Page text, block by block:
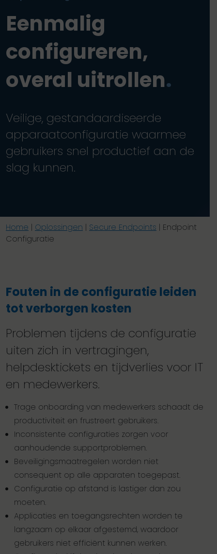
Eenmalig
configureren,
overal uitrollen.
Veilige, gestandaardiseerde
apparaatconfiguratie waarmee
gebruikers snel productief aan de
slag kunnen.
Home | Oplossingen | Secure Endpoints | Endpoint
Configuratie
Fouten in de configuratie leiden
tot verborgen kosten
Problemen tijdens de configuratie
uiten zich in vertragingen,
helpdesktickets en tijdverlies voor IT
en medewerkers.
Trage onboarding van medewerkers schaadt de
productiviteit en frustreert gebruikers.
Inconsistente configuraties zorgen voor
aanhoudende supportproblemen.
Beveiligingsmaatregelen worden niet
consequent op alle apparaten toegepast.
Configuratie op afstand is lastiger dan zou
moeten.
Applicaties en toegangsrechten worden te
langzaam op elkaar afgestemd, waardoor
gebruikers niet efficiënt kunnen werken.